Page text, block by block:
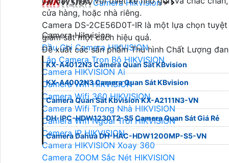
Camera Hikvision
Camera Hikvision
Đầu Ghi Camera HIKVISION
Lắp Camera Trọn Bộ HIKVISION
Camera HIKVISION Ai
Camera Wifi HIKVISION
Camera Wifi 360 HIKVISION
Camera Wifi Trong Nhà HIKVISION
Camera Wifi Ngoài Trời HIKVISION
Camera IP HIKVISION
Camera HIKVISION Xoay 360
Camera ZOOM Sắc Nét HIKVISION
cửa hàng, hoặc nhà riêng.
Camera DS-2CE56D0T-IR là một lựa chọn
giám sát một cách hiệu quả.
Đề xuất các sản phẩm Thu hình Chất Lượng
KX-A4012N3 Camera Quan Sát KBvision
KX-A4002N3 Camera Quan Sát KBvision
Camera Quan Sát Kbvision KX-A2111N3-VN
DH-IPC-HDW1230T2-S5 Camera Quan Sát Giá Rẻ
Camera Dahua DH-HAC-HDW1200MP-S5-VN